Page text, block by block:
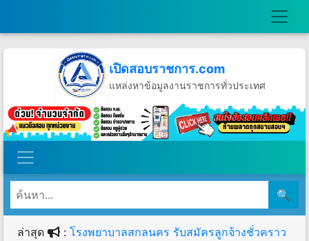
เปิดสอบราชการ.com
แหล่งหาข้อมูลงานราชการทั่วประเทศ
วันจันทร์ที่ 10 เดือนสิงหาคม พ.ศ.2569
🔍
ล่าสุด : โรงพยาบาลสกลนคร รับสมัครลูกจ้างชั่วคราว